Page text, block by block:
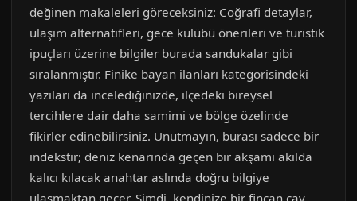
değinen makaleleri göreceksiniz: Coğrafi detaylar,
ulaşım alternatifleri, gece kulübü önerileri ve turistik
ipuçları üzerine bilgiler burada sandukalar gibi
sıralanmıştır. Finike bayan ilanları kategorisindeki
yazıları da incelediğinizde, ilçedeki bireysel
tercihlere dair daha samimi ve bölge özelinde
fikirler edinebilirsiniz. Unutmayın, burası sadece bir
indekstir; deniz kenarında geçen bir akşamı akılda
kalıcı kılacak anahtar aslında doğru bilgiye
ulaşmaktan geçer. Şimdi, kendinize bir fincan çay